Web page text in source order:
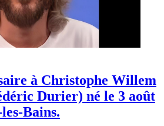
à Christophe Willem
Durier) né le 3 août
Bains.